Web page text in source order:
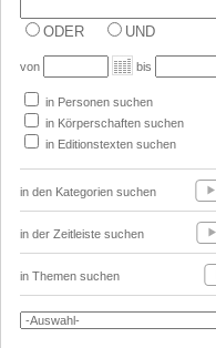
ODER UND
von bis
in Personen suchen
in Körperschaften suchen
in Editionstexten suchen
in den Kategorien suchen
in der Zeitleiste suchen
in Themen suchen